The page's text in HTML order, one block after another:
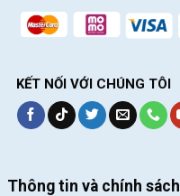
KẾT NỐI VỚI CHÚNG TÔI
Thông tin và chính sách